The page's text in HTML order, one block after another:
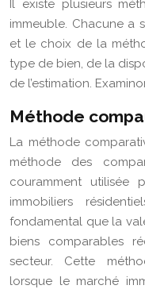
Il existe plusieurs
immeuble. Chacune a
et le choix de la
type de bien, de la
de l’estimation.
Méthode
La méthode
méthode des
couramment utilisée
immobiliers
fondamental que la
biens comparables
secteur. Cette
lorsque le marché